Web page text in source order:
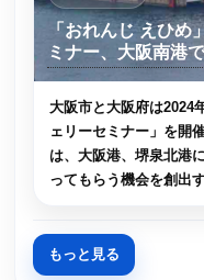
「おれんじ えひ
ミナー、大阪南港
大阪市と大阪府は2024
ェリーセミナー」を開
は、大阪港、堺泉北港
ってもらう機会を創出
もっと見る